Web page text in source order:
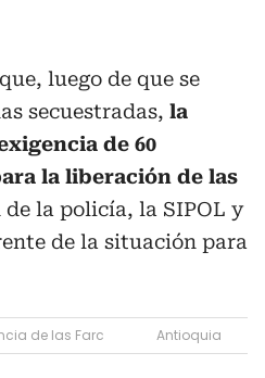
luego de que se
secuestradas, la
de 60
la liberación de las
de la policía, la SIPOL y
de la situación para
de las Farc Antioquia